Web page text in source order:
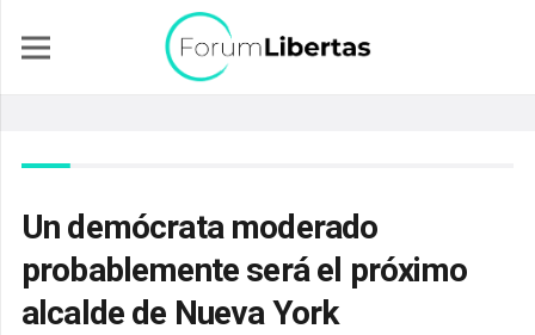
Un demócrata moderado
probablemente será el próximo
alcalde de Nueva York